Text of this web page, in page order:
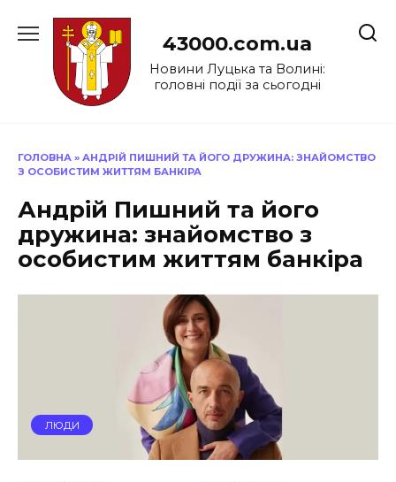
до
43000.com.ua
Новини Луцька та Волині:
головні події за сьогодні
ГОЛОВНА » АНДРІЙ ПИШНИЙ ТА ЙОГО ДРУЖИНА: ЗНАЙОМСТВО
З ОСОБИСТИМ ЖИТТЯМ БАНКІРА
Андрій Пишний та його
дружина: знайомство з
особистим життям банкіра
ЛЮДИ